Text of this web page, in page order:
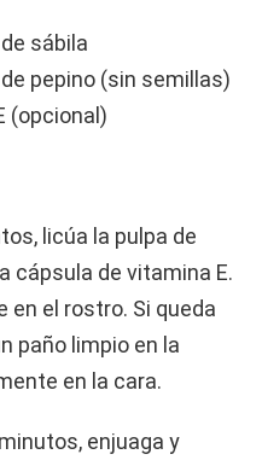
sábila
pepino (sin semillas)
(opcional)
licúa la pulpa de
cápsula de vitamina E.
en el rostro. Si queda
paño limpio en la
en la cara.
enjuaga y